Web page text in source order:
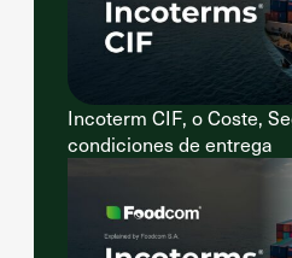
Incoterm CIF, o Coste,
condiciones de entrega